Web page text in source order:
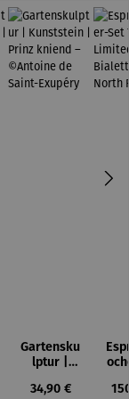
Preis:
Gartensku
lptur |
| Prinz
Regulärer Preis:
34,90 €